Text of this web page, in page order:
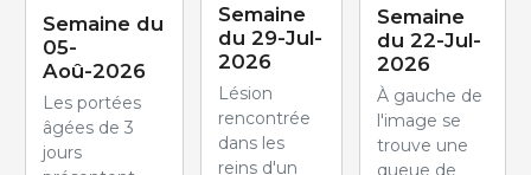
Semaine du
05-
Aoû-2026
Les portées
âgées de 3
jours
Semaine
du 29-Jul-
2026
Lésion
rencontrée
dans les
reins d'un
Semaine
du 22-Jul-
2026
À gauche de
l'image se
trouve une
queue de